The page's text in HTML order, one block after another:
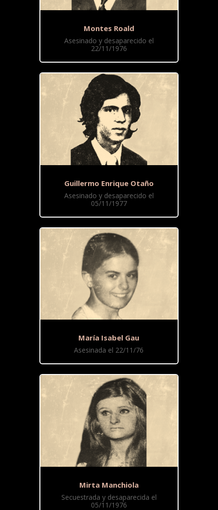
Montes Roald
Asesinado y desaparecido el
22/11/1976
Guillermo Enrique Otaño
Asesinado y desaparecido el
05/11/1977
María Isabel Gau
Asesinada el 22/11/76
Mirta Manchiola
Secuestrada y desaparecida el
05/11/1976